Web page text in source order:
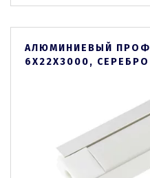
АЛЮМИНИЕВЫЙ
6Х22Х3000, СЕРЕБРО